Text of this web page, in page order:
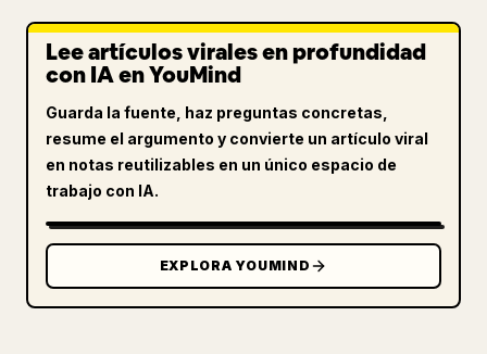
Lee artículos virales en profundidad
con IA en YouMind
Guarda la fuente, haz preguntas concretas,
resume el argumento y convierte un artículo viral
en notas reutilizables en un único espacio de
trabajo con IA.
EXPLORA YOUMIND